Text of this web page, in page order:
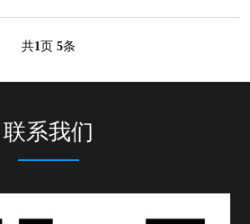
乳腺癌筛查领域发挥一定的作用，但
病死率。目前欧美国家......
共1页 5条
联系我们